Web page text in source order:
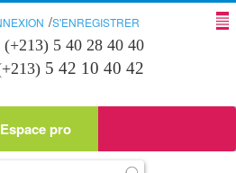
/S'ENREGISTRER
(+213) 5 40 28 40 40
5 42 10 40 42
Espace pro